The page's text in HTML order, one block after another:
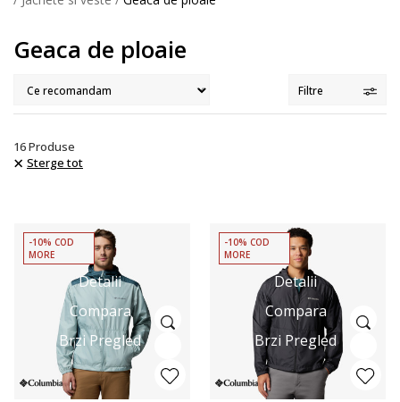
Geaca de ploaie
Filtre
16Produse
Sterge tot
Detalii
Compara
Brzi Pregled
-10% COD
MORE
Detalii
Compara
Brzi Pregled
-10% COD
MORE